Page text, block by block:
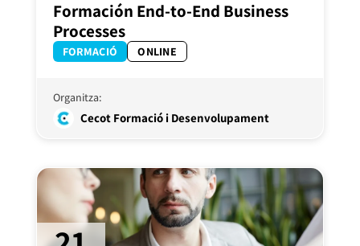
Formación End-to-End Business
Processes
FORMACIÓ ONLINE
Organitza:
Cecot Formació i Desenvolupament